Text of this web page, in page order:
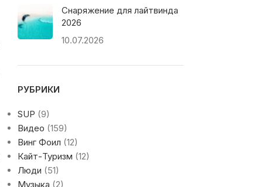
Снаряжение для лайтвинда
2026
10.07.2026
РУБРИКИ
SUP (9)
Видео (159)
Винг Фоил (12)
Кайт-Туризм (12)
Люди (51)
Музыка (2)